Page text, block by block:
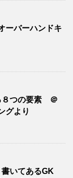
ーバーハンドキ
８つの要素 ＠
グより
いてあるGK